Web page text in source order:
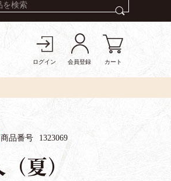
ログイン 会員登録 カート
商品番号 1323069
夏）